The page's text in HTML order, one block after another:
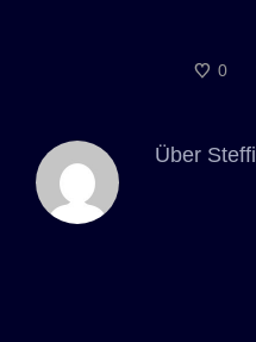
0
Über Steffi